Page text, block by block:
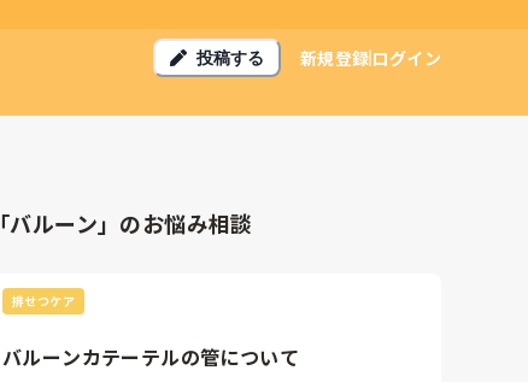
投稿する 新規登録ログイン
「バルーン」のお悩み相談
排せつケア
バルーンカテーテルの管について